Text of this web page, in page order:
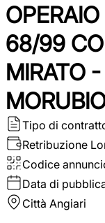
68/99
MIRATO
Tipo di
Retribuzione
Codice
Data di
Città Angiari